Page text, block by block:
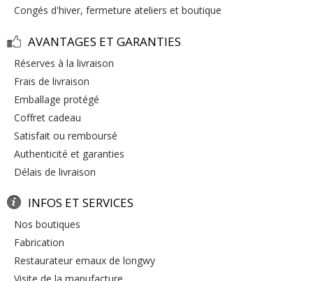
congés d'hiver, fermeture ateliers et boutique
AVANTAGES ET GARANTIES
réserves à la livraison
frais de livraison
emballage protégé
coffret cadeau
satisfait ou remboursé
authenticité et garanties
délais de livraison
INFOS ET SERVICES
nos boutiques
fabrication
restaurateur emaux de longwy